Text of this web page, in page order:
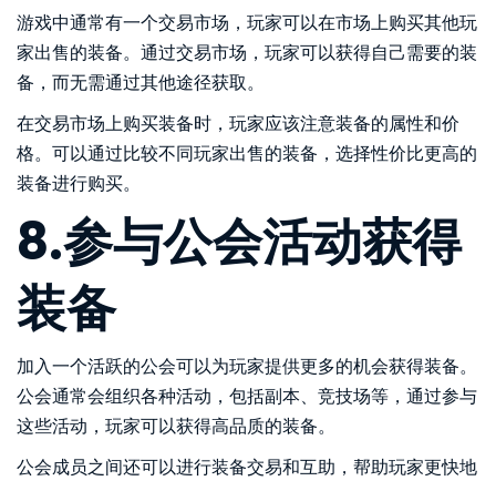
游戏中通常有一个交易市场，玩家可以在市场上购买其他玩
家出售的装备。通过交易市场，玩家可以获得自己需要的装
备，而无需通过其他途径获取。
在交易市场上购买装备时，玩家应该注意装备的属性和价
格。可以通过比较不同玩家出售的装备，选择性价比更高的
装备进行购买。
8.参与公会活动获得
装备
加入一个活跃的公会可以为玩家提供更多的机会获得装备。
公会通常会组织各种活动，包括副本、竞技场等，通过参与
这些活动，玩家可以获得高品质的装备。
公会成员之间还可以进行装备交易和互助，帮助玩家更快地